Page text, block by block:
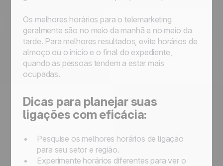
Os melhores horários para o telemarketing
geralmente são no meio da manhã e no meio da
tarde. Para melhores resultados, evite horários de
almoço ou o início e o final do expediente,
quando as pessoas tendem a estar mais
ocupadas.
Dicas para planejar suas
ligações com eficácia:
Pesquise os melhores horários de ligação
para seu setor e região.
Experimente horários diferentes para ver o